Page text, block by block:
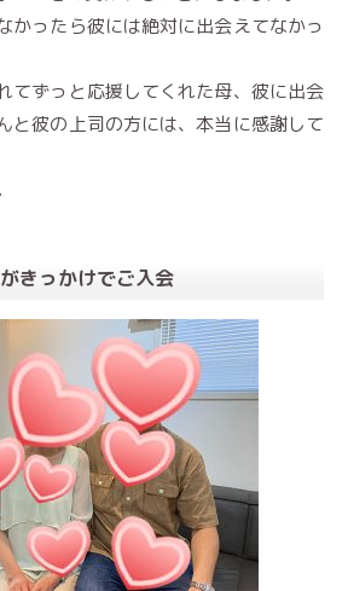
かったら彼には絶対に出会えてなかっ
てずっと応援してくれた母、彼に出会
と彼の上司の方には、本当に感謝して
きっかけでご入会